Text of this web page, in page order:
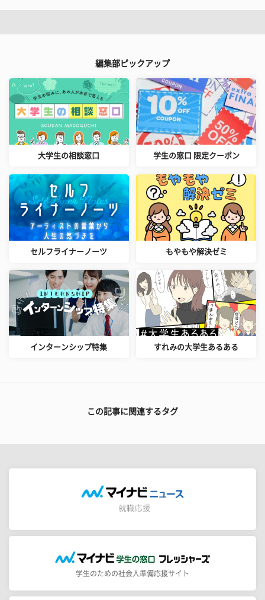
編集部ピックアップ
大学生の相談窓口 学生の窓口 限定クーポン
セルフライナーノーツ もやもや解決ゼミ
インターンシップ特集 すれみの大学生あるある
この記事に関連するタグ
学生のための社会人準備応援サイト